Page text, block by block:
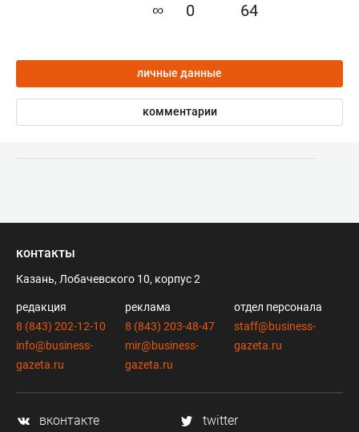
∞ 0 64
личные данные
комментарии
контакты
Казань, Лобачевского 10, корпус 2
редакция
8 (843) 202-12-10
info@business-
gazeta.ru
реклама
8 (843) 203-48-47
mir@business-
gazeta.ru
отдел персонала
staff@business-
gazeta.ru
вконтакте
twitter